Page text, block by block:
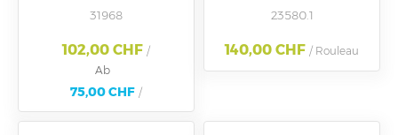
31968
102,00 CHF /
Ab
75,00 CHF /
23580.1
140,00 CHF / Rouleau